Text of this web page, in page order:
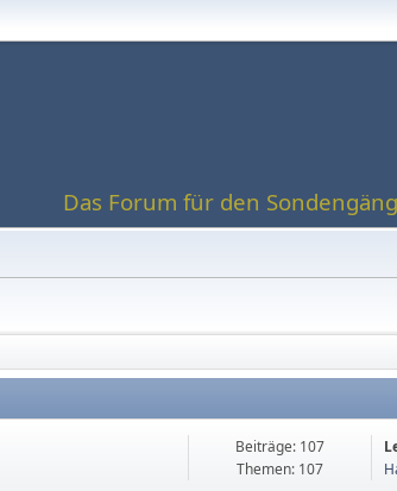
Das Forum für den
Beiträge: 107
Themen: 107